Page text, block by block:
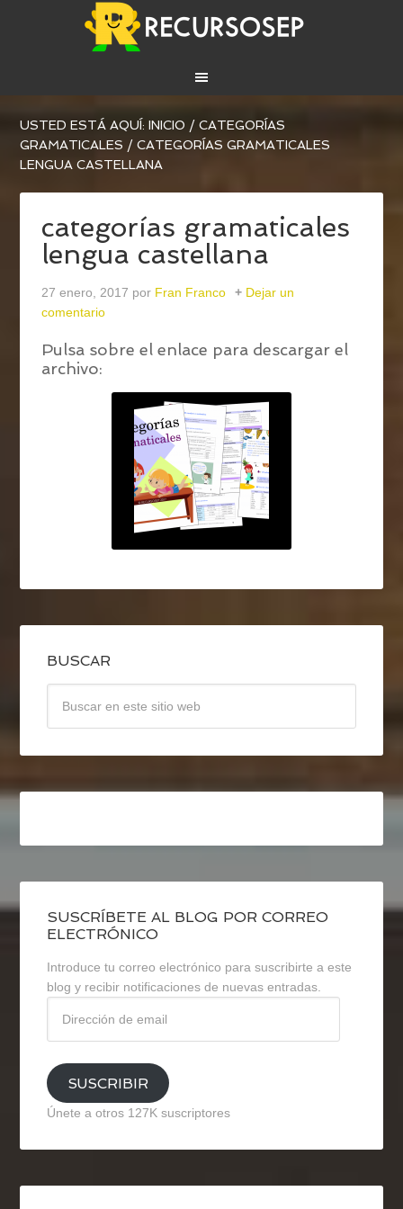
USTED ESTÁ AQUÍ:INICIO / CATEGORÍAS
GRAMATICALES / CATEGORÍAS GRAMATICALES
LENGUA CASTELLANA
categorías gramaticales
lengua castellana
27 enero, 2017 por Fran Franco
Dejar un
comentario
Pulsa sobre el enlace para descargar el
archivo:
BUSCAR
SUSCRÍBETE AL BLOG POR CORREO
ELECTRÓNICO
Introduce tu correo electrónico para suscribirte a este
blog y recibir notificaciones de nuevas entradas.
email
SUSCRIBIR
Únete a otros 127K suscriptores